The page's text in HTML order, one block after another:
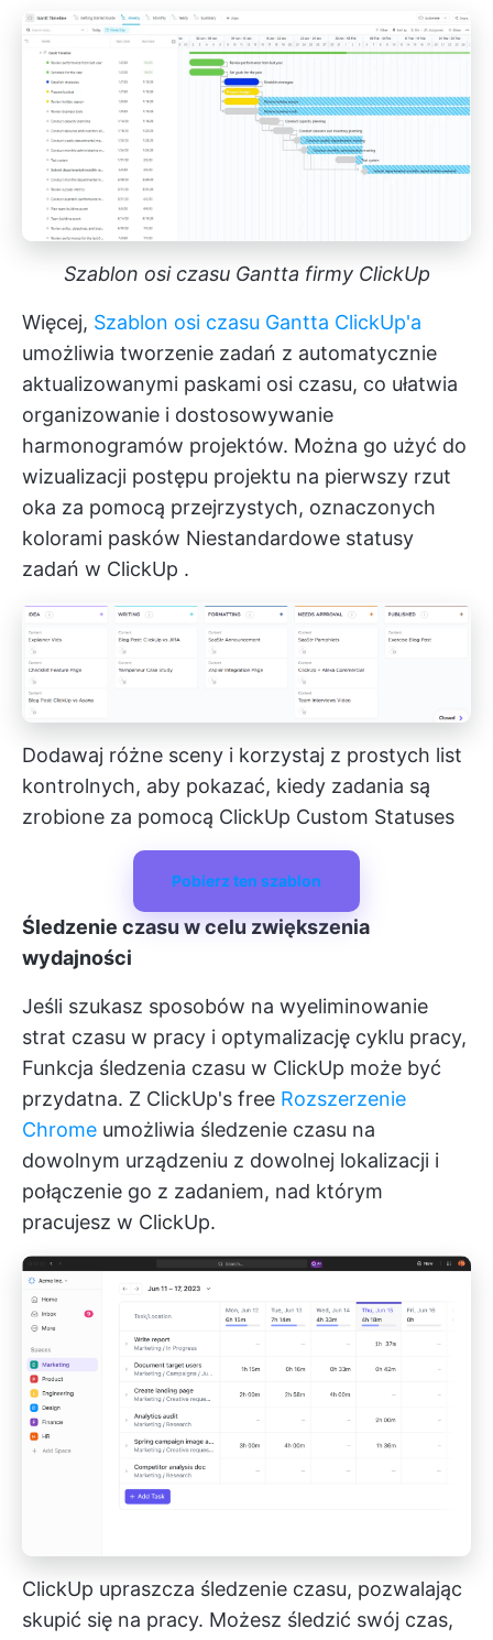
Szablon osi czasu Gantta firmy ClickUp
Więcej, Szablon osi czasu Gantta ClickUp'a
umożliwia tworzenie zadań z automatycznie
aktualizowanymi paskami osi czasu, co ułatwia
organizowanie i dostosowywanie
harmonogramów projektów. Można go użyć do
wizualizacji postępu projektu na pierwszy rzut
oka za pomocą przejrzystych, oznaczonych
kolorami pasków Niestandardowe statusy
zadań w ClickUp .
Dodawaj różne sceny i korzystaj z prostych list
kontrolnych, aby pokazać, kiedy zadania są
zrobione za pomocą ClickUp Custom Statuses
Pobierz ten szablon
Śledzenie czasu w celu zwiększenia
wydajności
Jeśli szukasz sposobów na wyeliminowanie
strat czasu w pracy i optymalizację cyklu pracy,
Funkcja śledzenia czasu w ClickUp może być
przydatna. Z ClickUp's free Rozszerzenie
Chrome umożliwia śledzenie czasu na
dowolnym urządzeniu z dowolnej lokalizacji i
połączenie go z zadaniem, nad którym
pracujesz w ClickUp.
ClickUp upraszcza śledzenie czasu, pozwalając
skupić się na pracy. Możesz śledzić swój czas,